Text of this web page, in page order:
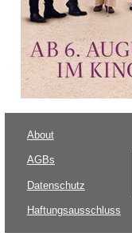
About
AGBs
Datenschutz
Haftungsausschluss